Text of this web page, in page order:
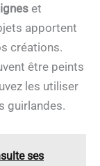
et
apportent
créations.
être peints
les utiliser
guirlandes.
ses